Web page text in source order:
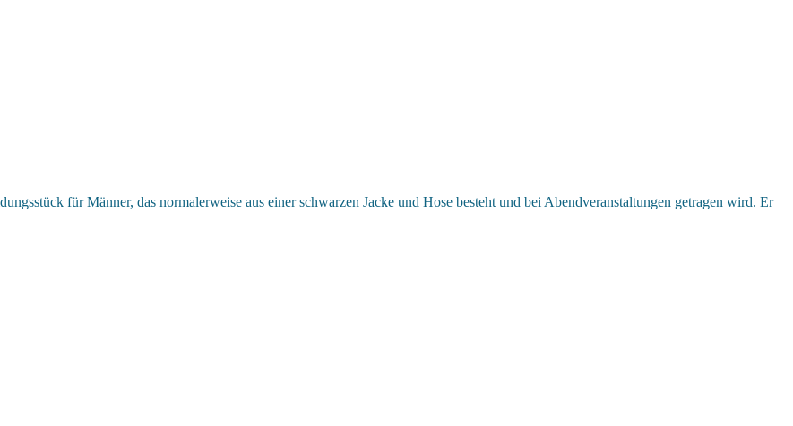
für Männer, das normalerweise aus einer schwarzen Jacke und Hose besteht und bei Abendveranstaltungen getragen wird. Er